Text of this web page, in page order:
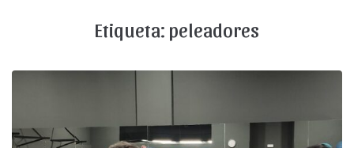
Etiqueta: peleadores